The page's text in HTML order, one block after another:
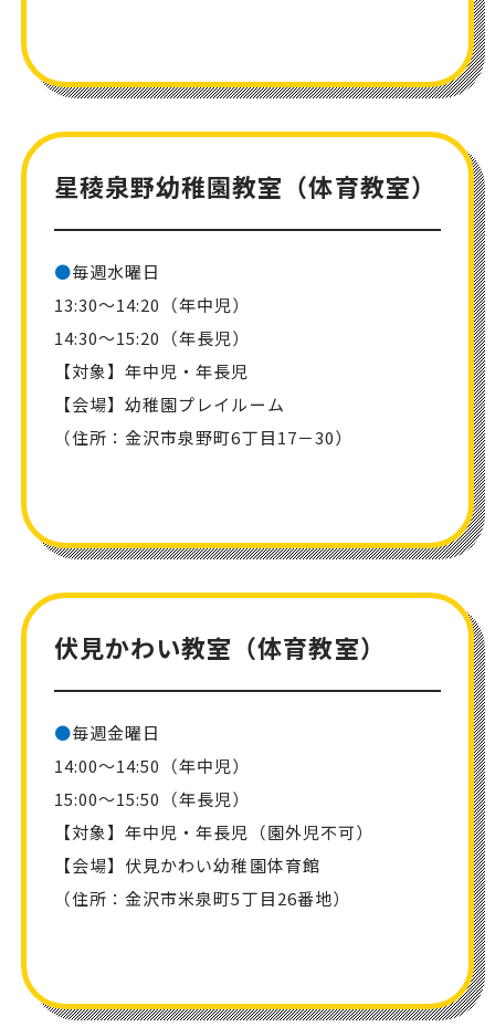
星稜泉野幼稚園教室（体育教室）
●毎週水曜日
13:30～14:20（年中児）
14:30～15:20（年長児）
【対象】年中児・年長児
【会場】幼稚園プレイルーム
（住所：金沢市泉野町6丁目17－30）
伏見かわい教室（体育教室）
●毎週金曜日
14:00～14:50（年中児）
15:00～15:50（年長児）
【対象】年中児・年長児（園外児不可）
【会場】伏見かわい幼稚園体育館
（住所：金沢市米泉町5丁目26番地）